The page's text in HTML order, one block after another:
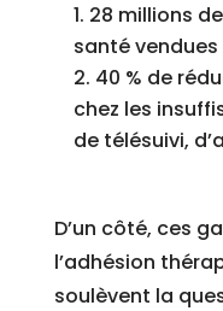
28 millions
santé vendues
40 % de
chez les
de télésuivi,
D’un côté, ces
l’adhésion
soulèvent la